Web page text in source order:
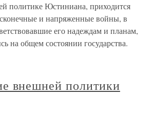
политике Юстиниана, приходится
и напряженные войны, в
его надеждам и планам,
на общем состоянии государства.
внешней политики